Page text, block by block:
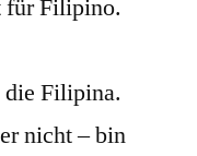
für Filipino.
die Filipina.
nicht – bin